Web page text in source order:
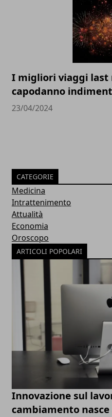
I migliori viaggi last
capodanno
23/04/2024
CATEGORIE
Medicina
Intrattenimento
Attualità
Economia
Oroscopo
ARTICOLI POPOLARI
Innovazione sul
cambiamento